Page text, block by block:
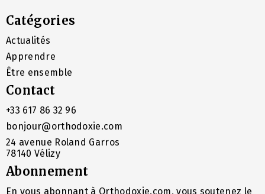
Catégories
Actualités
Apprendre
Être ensemble
Contact
+33 617 86 32 96
bonjour@orthodoxie.com
24 avenue Roland Garros
78140 Vélizy
Abonnement
En vous abonnant à Orthodoxie.com, vous soutenez le